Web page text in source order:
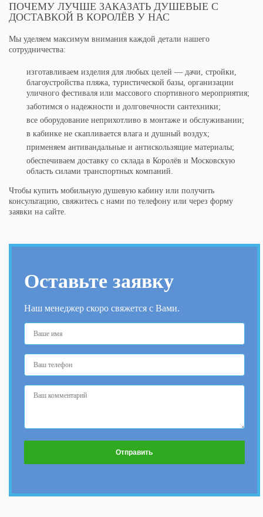
ПОЧЕМУ ЛУЧШЕ ЗАКАЗАТЬ ДУШЕВЫЕ С
ДОСТАВКОЙ В КОРОЛЁВ У НАС
Мы уделяем максимум внимания каждой детали нашего
сотрудничества:
изготавливаем изделия для любых целей — дачи, стройки,
благоустройства пляжа, туристической базы, организации
уличного фестиваля или массового спортивного мероприятия;
заботимся о надежности и долговечности сантехники;
все оборудование неприхотливо в монтаже и обслуживании;
в кабинке не скапливается влага и душный воздух;
применяем антивандальные и антискользящие материалы;
обеспечиваем доставку со склада в Королёв и Московскую
область силами транспортных компаний.
Чтобы купить мобильную душевую кабину или получить
консультацию, свяжитесь с нами по телефону или через форму
заявки на сайте.
Оставьте заявку
Наш менеджер скоро свяжется с Вами.